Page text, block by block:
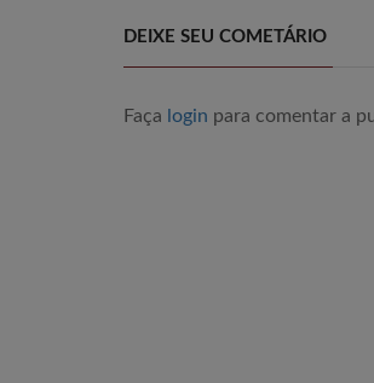
DEIXE SEU COMETÁRIO
Faça login para comentar a